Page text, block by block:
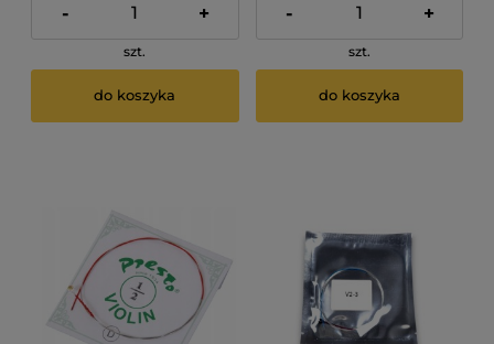
- +
szt.
do koszyka
- +
szt.
do koszyka